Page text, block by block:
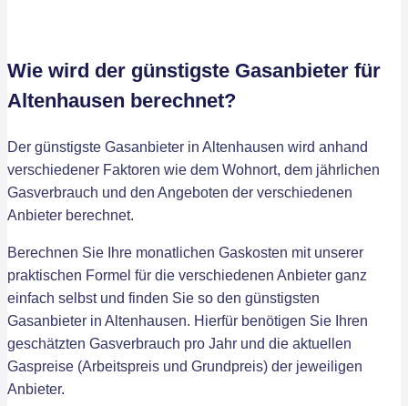
Wie wird der günstigste Gasanbieter für
Altenhausen berechnet?
Der günstigste Gasanbieter in Altenhausen wird anhand
verschiedener Faktoren wie dem Wohnort, dem jährlichen
Gasverbrauch und den Angeboten der verschiedenen
Anbieter berechnet.
Berechnen Sie Ihre monatlichen Gaskosten mit unserer
praktischen Formel für die verschiedenen Anbieter ganz
einfach selbst und finden Sie so den günstigsten
Gasanbieter in Altenhausen. Hierfür benötigen Sie Ihren
geschätzten Gasverbrauch pro Jahr und die aktuellen
Gaspreise (Arbeitspreis und Grundpreis) der jeweiligen
Anbieter.